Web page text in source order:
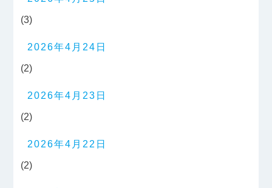
(3)
2026年4月24日
(2)
2026年4月23日
(2)
2026年4月22日
(2)